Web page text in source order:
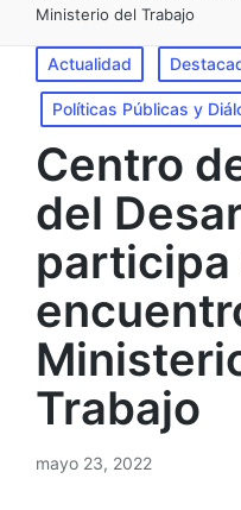
Ministerio del Trabajo
Actualidad
Políticas Públicas y
Centro
del
participa
Trabajo
mayo 23, 2022